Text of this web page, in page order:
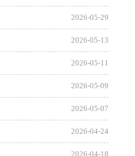
2026-05-29
2026-05-13
2026-05-11
2026-05-09
2026-05-07
2026-04-24
2026-04-18